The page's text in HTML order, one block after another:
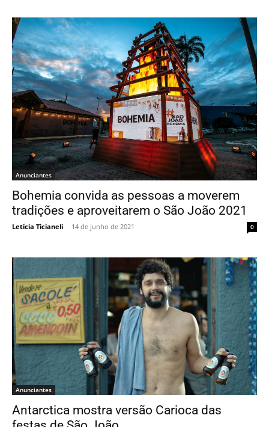
Anunciantes
Bohemia convida as pessoas a moverem
tradições e aproveitarem o São João 2021
Letícia Ticianeli - 14 de junho de 2021 0
Anunciantes
Antarctica mostra versão Carioca das